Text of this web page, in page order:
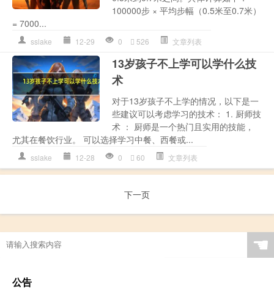
100000步 × 平均步幅（0.5米至0.7米）
= 7000...
sslake 12-29 0 526 文章列表
13岁孩子不上学可以学什么技
术
对于13岁孩子不上学的情况，以下是一
些建议可以考虑学习的技术： 1. 厨师技
术 ： 厨师是一个热门且实用的技能，
尤其在餐饮行业。 可以选择学习中餐、西餐或...
sslake 12-28 0 60 文章列表
下一页
☚
公告